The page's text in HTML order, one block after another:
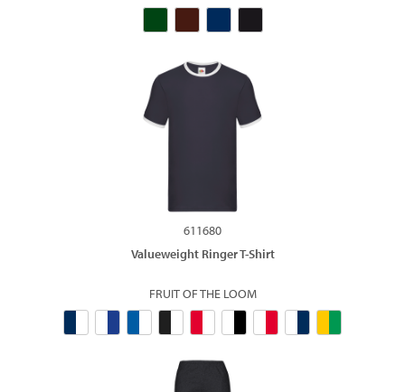
611680
Valueweight Ringer T-Shirt
FRUIT OF THE LOOM